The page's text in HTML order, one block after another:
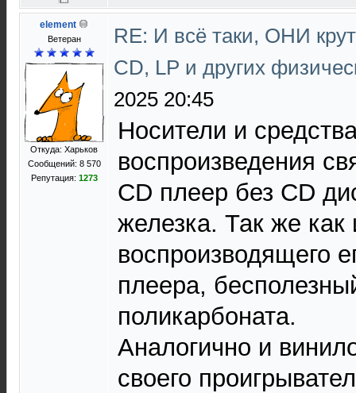
element
Ветеран
Откуда: Харьков
Сообщений: 8 570
Репутация: 1273
RE: И всё таки, ОНИ
CD, LP и других
2025 20:45
Носители и
воспроизведения
CD плеер без CD
железка. Так же как
воспроизводящего
плеера,
поликарбоната.
Аналогично и
своего